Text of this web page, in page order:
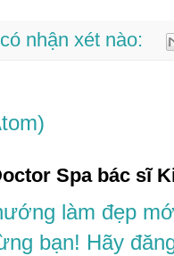
nhận xét nào:
Spa bác sĩ
làm đẹp
bạn! Hãy